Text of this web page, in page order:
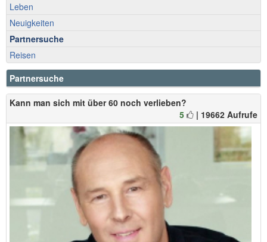
Leben
Neuigkeiten
Partnersuche
Reisen
Partnersuche
Kann man sich mit über 60 noch verlieben?
5
| 19662 Aufrufe